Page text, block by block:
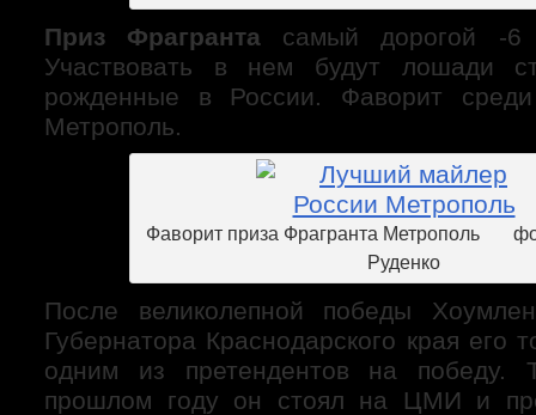
Приз Фрагранта самый дорогой -6
Участвовать в нем будут лошади
рожденные в России. Фаворит
Метрополь.
Фаворит приза Фрагранта Метрополь
Руденко
После великолепной победы
Губернатора Краснодарского края его
одним из претендентов на
прошлом году он стоял на ЦМИ и